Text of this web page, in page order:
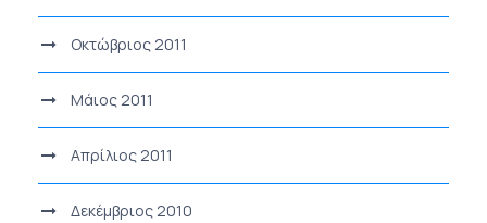
Οκτώβριος 2011
Μάιος 2011
Απρίλιος 2011
Δεκέμβριος 2010